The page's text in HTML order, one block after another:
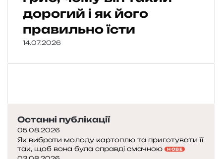
дорогий і як його
правильно їсти
14.07.2026
Останні публікації
05.08.2026
Як вибрати молоду картоплю та приготувати її
так, щоб вона була справді смачною
НОВЕ